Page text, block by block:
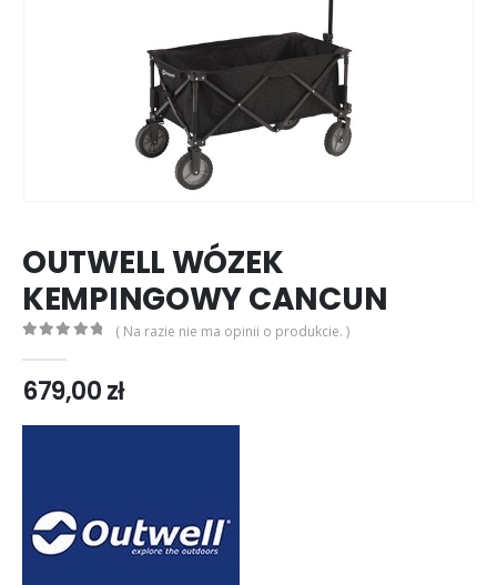
OUTWELL WÓZEK
KEMPINGOWY CANCUN
( Na razie nie ma opinii o produkcie. )
679,00zł